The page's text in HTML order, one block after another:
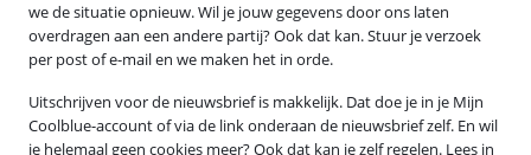
we de situatie opnieuw. Wil je jouw gegevens door ons laten
overdragen aan een andere partij? Ook dat kan. Stuur je verzoek
per post of e-mail en we maken het in orde.
Uitschrijven voor de nieuwsbrief is makkelijk. Dat doe je in je Mijn
Coolblue-account of via de link onderaan de nieuwsbrief zelf. En wil
je helemaal geen cookies meer? Ook dat kan je zelf regelen. Lees in